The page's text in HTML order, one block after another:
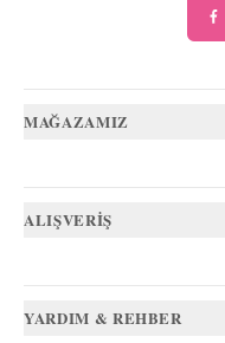
MAĞAZAMIZ
ALIŞVERİŞ
YARDIM & REHBER